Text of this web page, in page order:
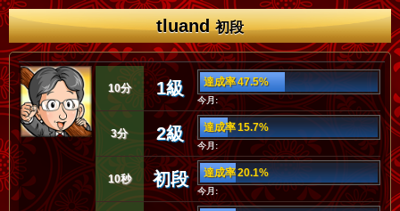
tluand初段
10分 1級 達成率 47.5%
今月:
3分 2級 達成率 15.7%
今月:
10秒 初段 達成率 20.1%
今月: